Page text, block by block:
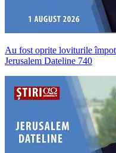
Au fost oprite loviturile
Jerusalem Dateline 740